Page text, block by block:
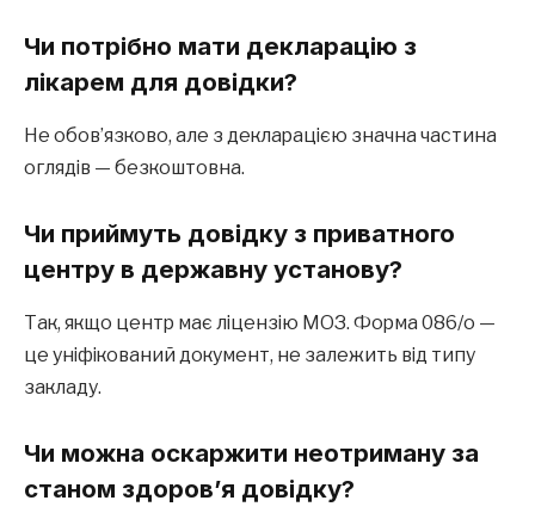
Чи потрібно мати декларацію з
лікарем для довідки?
Не обов’язково, але з декларацією значна частина
оглядів — безкоштовна.
Чи приймуть довідку з приватного
центру в державну установу?
Так, якщо центр має ліцензію МОЗ. Форма 086/о —
це уніфікований документ, не залежить від типу
закладу.
Чи можна оскаржити неотриману за
станом здоров’я довідку?